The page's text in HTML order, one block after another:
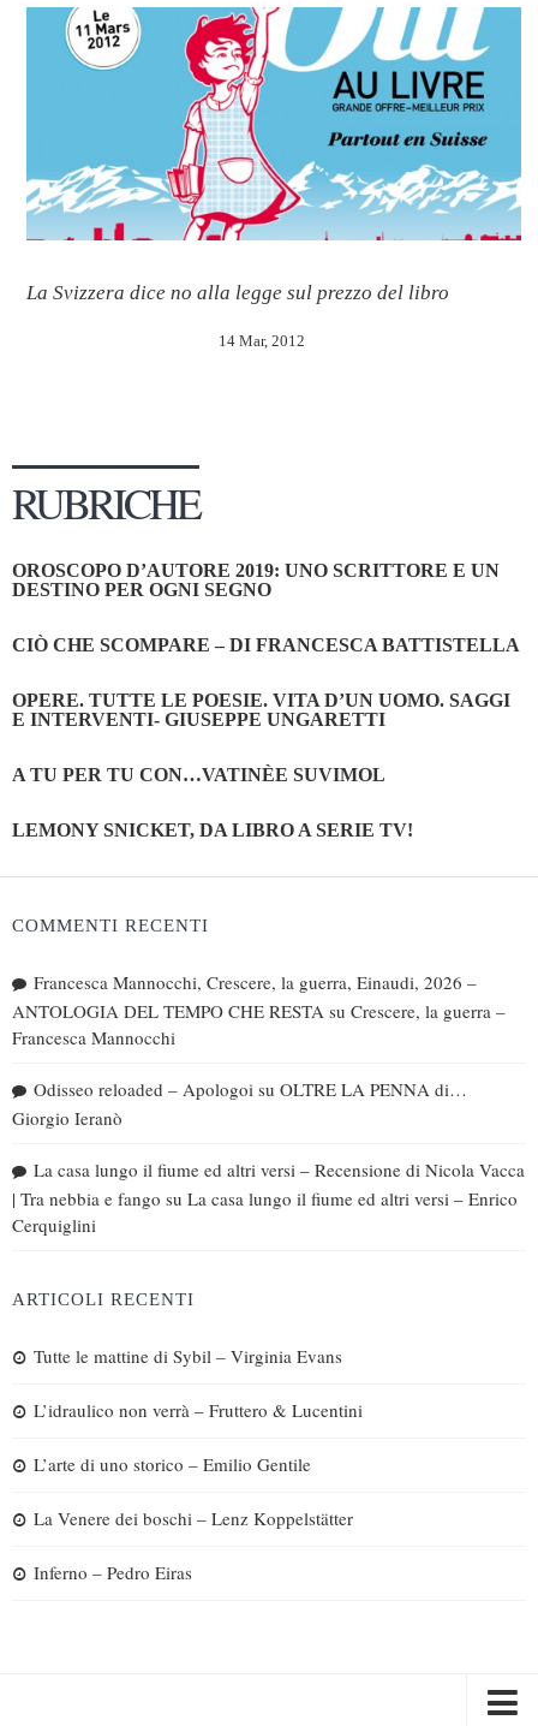
La Svizzera dice no alla legge sul prezzo del libro
14 Mar, 2012
RUBRICHE
OROSCOPO D’AUTORE 2019: UNO SCRITTORE E UN
DESTINO PER OGNI SEGNO
CIÒ CHE SCOMPARE – DI FRANCESCA BATTISTELLA
OPERE. TUTTE LE POESIE. VITA D’UN UOMO. SAGGI
E INTERVENTI- GIUSEPPE UNGARETTI
A TU PER TU CON…VATINÈE SUVIMOL
LEMONY SNICKET, DA LIBRO A SERIE TV!
COMMENTI RECENTI
Francesca Mannocchi, Crescere, la guerra, Einaudi, 2026 –
ANTOLOGIA DEL TEMPO CHE RESTA su Crescere, la guerra –
Francesca Mannocchi
Odisseo reloaded – Apologoi su OLTRE LA PENNA di…
Giorgio Ieranò
La casa lungo il fiume ed altri versi – Recensione di Nicola Vacca
| Tra nebbia e fango su La casa lungo il fiume ed altri versi – Enrico
Cerquiglini
ARTICOLI RECENTI
Tutte le mattine di Sybil – Virginia Evans
L’idraulico non verrà – Fruttero & Lucentini
L’arte di uno storico – Emilio Gentile
La Venere dei boschi – Lenz Koppelstätter
Inferno – Pedro Eiras